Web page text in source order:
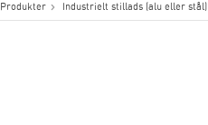
Produkter Industrielt stillads (alu eller stål)